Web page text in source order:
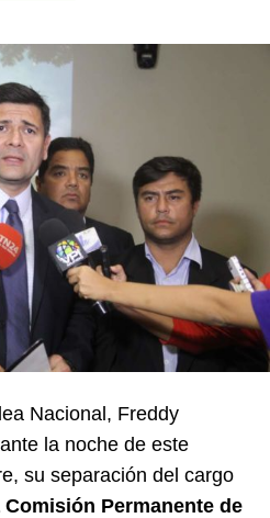
Nacional, Freddy
la noche de este
su separación del cargo
Permanente de